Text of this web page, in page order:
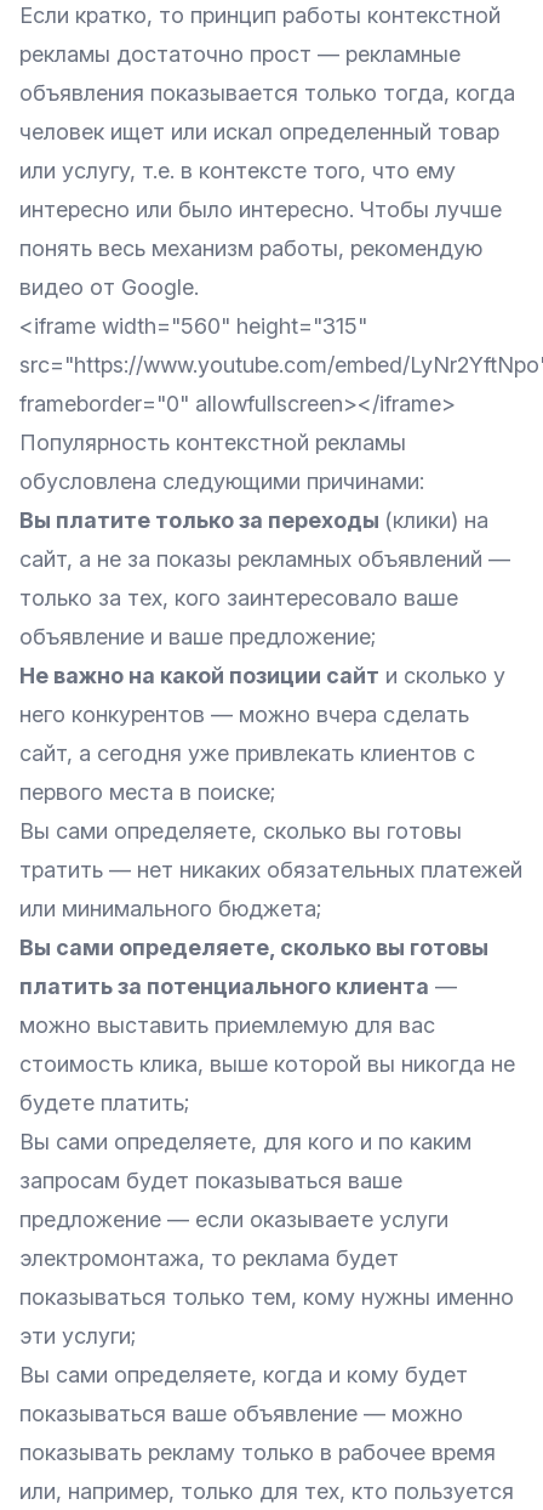
Если кратко, то принцип работы контекстной
рекламы достаточно прост — рекламные
объявления показывается только тогда, когда
человек ищет или искал определенный товар
или услугу, т.е. в контексте того, что ему
интересно или было интересно. Чтобы лучше
понять весь механизм работы, рекомендую
видео от Google.
<iframe width="560" height="315"
src="https://www.youtube.com/embed/
frameborder="0" allowfullscreen></iframe>
Популярность контекстной рекламы
обусловлена следующими причинами:
Вы платите только за переходы (клики) на
сайт, а не за показы рекламных объявлений —
только за тех, кого заинтересовало ваше
объявление и ваше предложение;
Не важно на какой позиции сайт и сколько у
него конкурентов — можно вчера сделать
сайт, а сегодня уже привлекать клиентов с
первого места в поиске;
Вы сами определяете, сколько вы готовы
тратить — нет никаких обязательных платежей
или минимального бюджета;
Вы сами определяете, сколько вы готовы
платить за потенциального клиента —
можно выставить приемлемую для вас
стоимость клика, выше которой вы никогда не
будете платить;
Вы сами определяете, для кого и по каким
запросам будет показываться ваше
предложение — если оказываете услуги
электромонтажа, то реклама будет
показываться только тем, кому нужны именно
эти услуги;
Вы сами определяете, когда и кому будет
показываться ваше объявление — можно
показывать рекламу только в рабочее время
или, например, только для тех, кто пользуется